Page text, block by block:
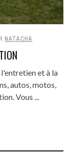
NATACHA
et à la
autos, motos,
Vous ...